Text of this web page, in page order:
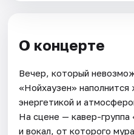
О концерте
Вечер, который
«Нойхаузен»
энергетикой и
На сцене — кавер-группа
и вокал, от которого